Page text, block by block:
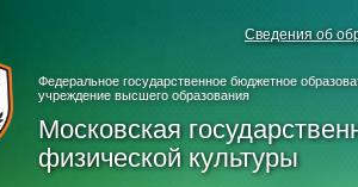
Сведения об
Федеральное государственное бюджетное
учреждение высшего образования
Московская
физической культуры